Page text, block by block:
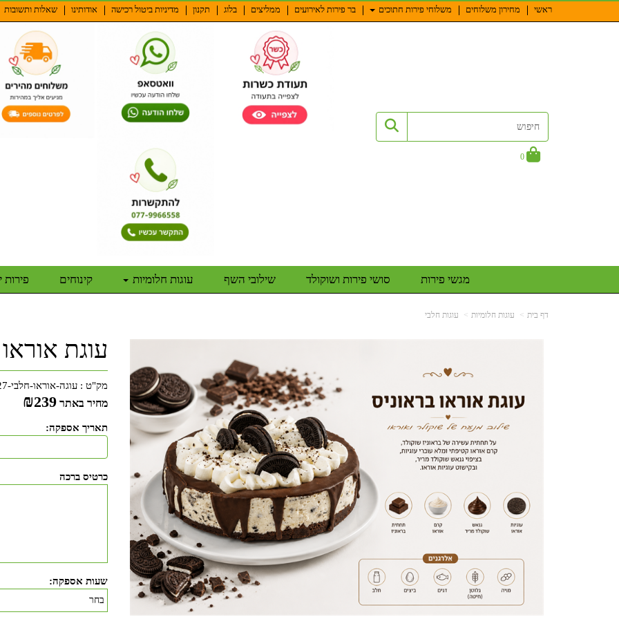
ראשי מחירון משלוחים משלוחי פירות חתוכים בר פירות לאירועים ממליצים בלוג תקנון מדיניות ביטול רכישה אודותינו שאלות ותשובות
0
מגשי פירות סושי פירות ושוקולד שילובי השף עוגות חלומיות קינוחים פירות
דף בית עוגות חלומיות עוגות חלבי
עוגת
מק"ט :עוגה-אוראו-חלבי-27
מחיר באתר ₪239
תאריך אספקה:
כרטיס ברכה
שעות אספקה: